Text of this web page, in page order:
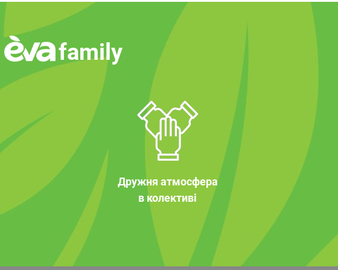
family
Дружня атмосфера
в колективі